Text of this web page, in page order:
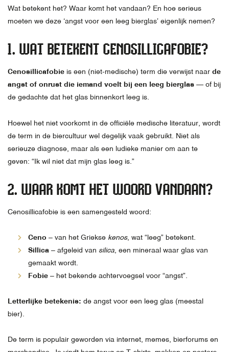
Wat betekent het? Waar komt het vandaan? En hoe serieus
moeten we deze ‘angst voor een leeg bierglas’ eigenlijk nemen?
1. WAT BETEKENT CENOSILLICAFOBIE?
Cenosillicafobie is een (niet-medische) term die verwijst naar de
angst of onrust die iemand voelt bij een leeg bierglas — of bij
de gedachte dat het glas binnenkort leeg is.
Hoewel het niet voorkomt in de officiële medische literatuur, wordt
de term in de biercultuur wel degelijk vaak gebruikt. Niet als
serieuze diagnose, maar als een ludieke manier om aan te
geven: “Ik wil niet dat mijn glas leeg is.”
2. WAAR KOMT HET WOORD VANDAAN?
Cenosillicafobie is een samengesteld woord:
Ceno – van het Griekse kenos, wat “leeg” betekent.
Sillica – afgeleid van silica , een mineraal waar glas van
gemaakt wordt.
Fobie – het bekende achtervoegsel voor “angst”.
Letterlijke betekenis: de angst voor een leeg glas (meestal
bier).
De term is populair geworden via internet, memes, bierforums en